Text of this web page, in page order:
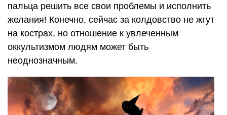
пальца решить все свои проблемы и исполнить
желания! Конечно, сейчас за колдовство не жгут
на кострах, но отношение к увлеченным
оккультизмом людям может быть
неоднозначным.